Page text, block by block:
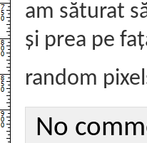
am săturat
și prea pe
random
No